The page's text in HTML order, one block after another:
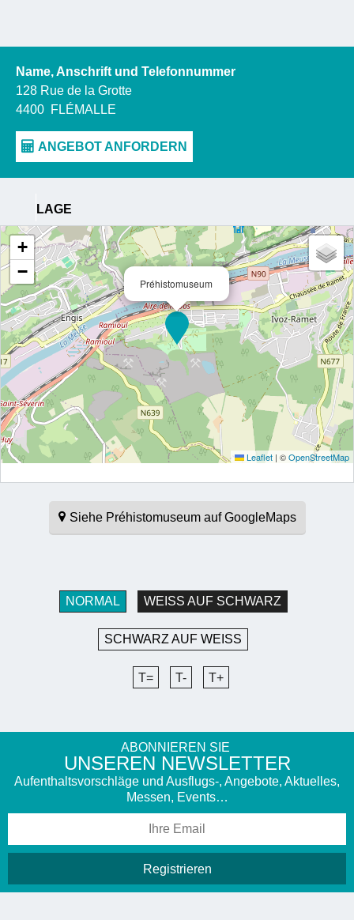
Name, Anschrift und Telefonnummer
128 Rue de la Grotte
4400 FLÉMALLE
LAGE
Préhistomuseum
+
−
Leaflet | ©OpenStreetMap
Siehe Préhistomuseum auf GoogleMaps
NORMAL WEISS AUF SCHWARZ
SCHWARZ AUF WEISS
T= T- T+
ABONNIEREN SIE
UNSEREN NEWSLETTER
Aufenthaltsvorschläge und Ausflugs-, Angebote, Aktuelles,
Messen, Events…